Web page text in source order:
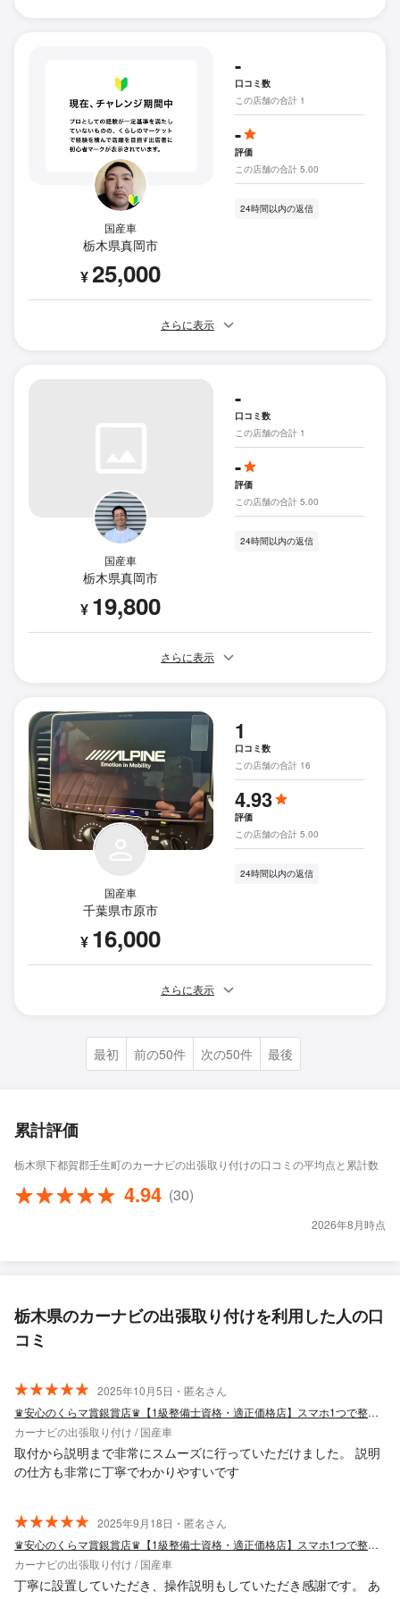
国産車
栃木県真岡市
¥25,000
-
口コミ数
この店舗の合計 1
-
評価
この店舗の合計 5.00
24時間以内の返信
さらに表示
国産車
栃木県真岡市
¥ 19,800
-
口コミ数
この店舗の合計 1
-
評価
この店舗の合計 5.00
24時間以内の返信
さらに表示
国産車
千葉県市原市
¥ 16,000
1
口コミ数
この店舗の合計 16
4.93
評価
この店舗の合計 5.00
24時間以内の返信
さらに表示
最初 前の50件 次の50件 最後
累計評価
栃木県下都賀郡壬生町のカーナビの出張取り付けの口コミの平均点と累計数
4.94 (30)
2026年8月時点
栃木県のカーナビの出張取り付けを利用した人の口
コミ
2025年10月5日・匿名さん
♛安心のくらマ賞銀賞店♛【1級整備士資格・適正価格店】スマホ1つで整備士呼べます
カーナビの出張取り付け / 国産車
取付から説明まで非常にスムーズに行っていただけました。 説明
の仕方も非常に丁寧でわかりやすいです
2025年9月18日・匿名さん
♛安心のくらマ賞銀賞店♛【1級整備士資格・適正価格店】スマホ1つで整備士呼べます
カーナビの出張取り付け / 国産車
丁寧に設置していただき、操作説明もしていただき感謝です。 あ